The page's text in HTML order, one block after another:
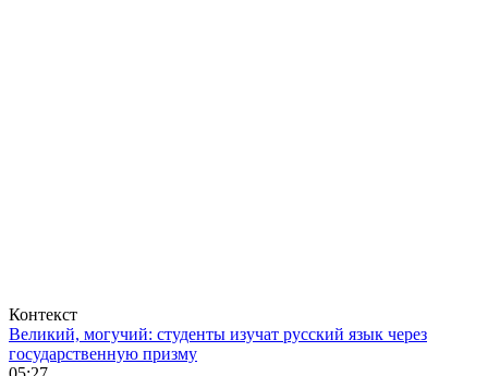
Контекст
Великий, могучий: студенты изучат русский язык через
государственную призму